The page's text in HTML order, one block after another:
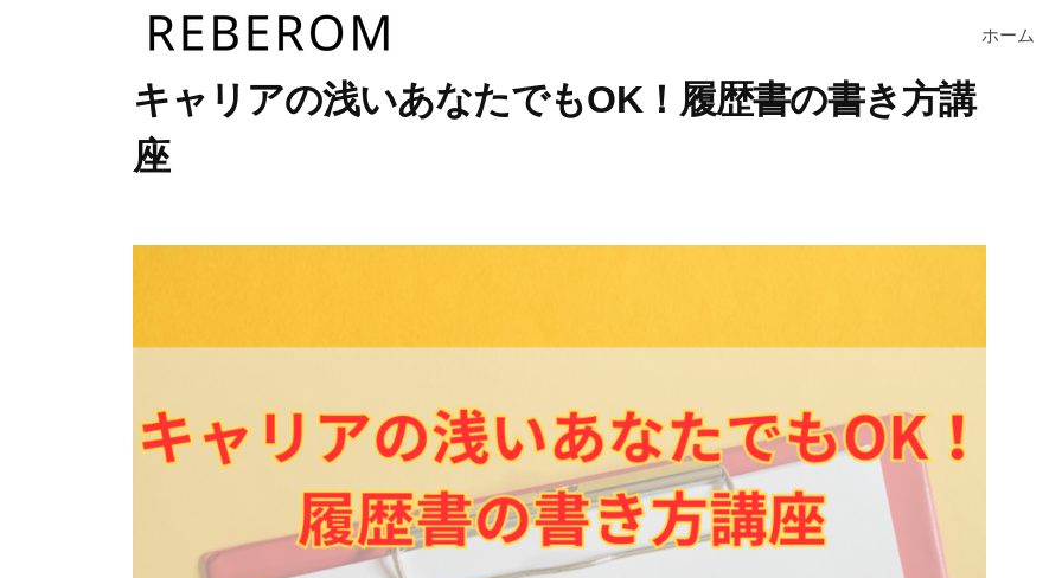
R
E
B
R
株
会
ホーム
キャリアの浅いあなたでもOK！履歴書の書き方講
座
0
年
2
y
e
0
コ
ト
B
E
R
O